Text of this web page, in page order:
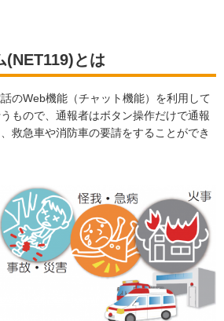
(NET119)とは
のWeb機能（チャット機能）を利用して
もので、通報者はボタン操作だけで通報
救急車や消防車の要請をすることができ